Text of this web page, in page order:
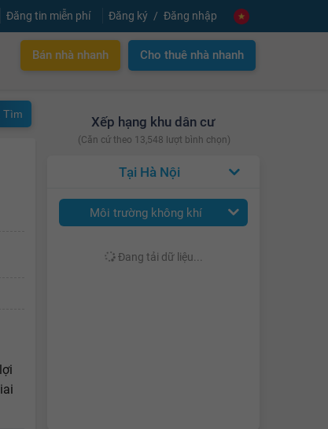
Đăng tin miễn phí Đăng ký Đăng nhập
Bán nhà nhanh Cho thuê nhà nhanh
Xếp hạng khu dân cư
(Căn cứ theo 13,548 lượt bình chọn)
Hà Nội
Môi trường không khí
Đang tải dữ liệu...
Tìm